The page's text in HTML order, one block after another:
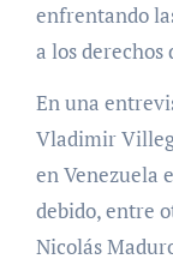
enfrentando
a los derechos
En una
Vladimir
en Venezuela
debido, entre
Nicolás